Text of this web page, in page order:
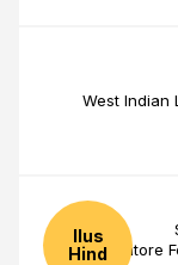
West Indian
Ilus
HindSalvatore